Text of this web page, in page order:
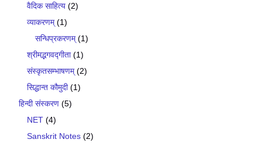
वैदिक साहित्य (2)
व्याकरणम्(1)
सन्धिप्रकरणम्(1)
श्रीमद्भगवद्गीता(1)
संस्कृतसम्भाषणम्(2)
सिद्धान्त कौमुदी(1)
हिन्दी संस्करण (5)
NET (4)
Sanskrit Notes (2)